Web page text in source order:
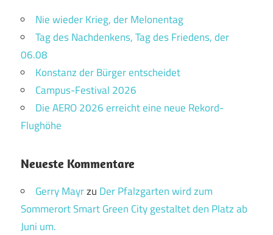
Nie wieder Krieg, der Melonentag
Tag des Nachdenkens, Tag des Friedens, der
06.08
Konstanz der Bürger entscheidet
Campus-Festival 2026
Die AERO 2026 erreicht eine neue Rekord-
Flughöhe
Neueste Kommentare
Gerry Mayrzu Der Pfalzgarten wird zum
Sommerort Smart Green City gestaltet den Platz ab
Juni um.